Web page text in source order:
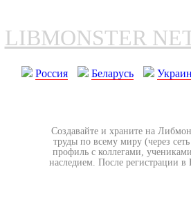
LIBMONSTER
Россия Беларусь
Создавайте и храните на
труды по всему миру (через
профиль с коллегами,
наследием. После регистрации в